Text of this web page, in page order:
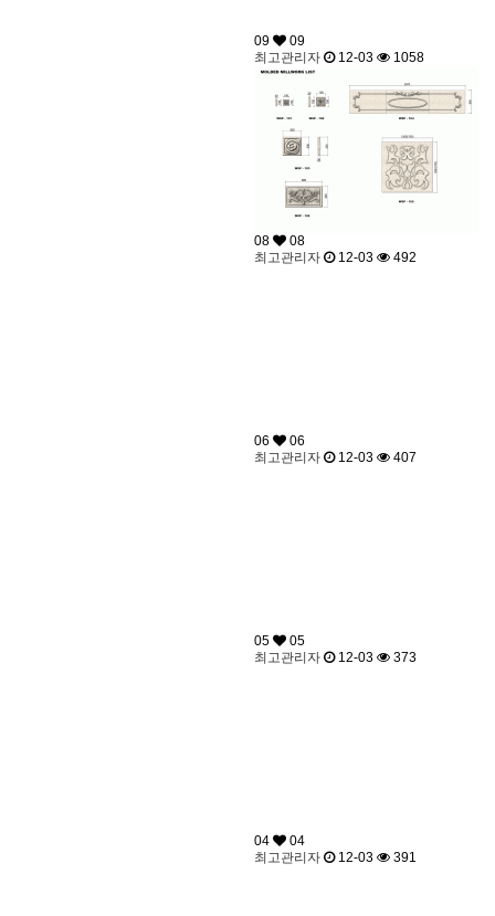
09
09
최고관리자
12-03 1058
08
08
최고관리자
12-03 492
06
06
최고관리자
12-03 407
05
05
최고관리자
12-03 373
04
04
최고관리자
12-03 391